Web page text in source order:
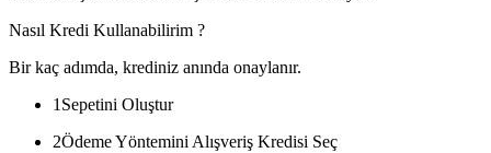
Nasıl Kredi Kullanabilirim ?
Bir kaç adımda, krediniz anında onaylanır.
1 Sepetini Oluştur
2Ödeme Yöntemini Alışveriş Kredisi Seç